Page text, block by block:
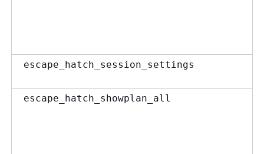
escape_hatch_session_settings
escape_hatch_showplan_all